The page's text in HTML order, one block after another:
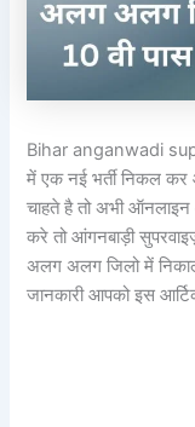
Bihar anganwadi
में एक नई भर्ती निकल
चाहते है तो अभी ऑनलाइन
करे तो आंगनबाड़ी
अलग अलग जिलो में
जानकारी आपको इस